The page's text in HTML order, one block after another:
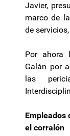
Javier,
marco de
de
Por ahora
Galán por
las
Empleados
el corralón